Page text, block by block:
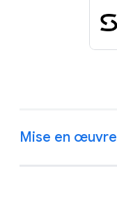
Mise en œuvre